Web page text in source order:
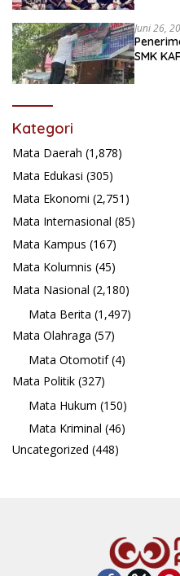
Juni 26,
SMK
Kategori
Mata Daerah (1,878)
Mata Edukasi (305)
Mata Ekonomi (2,751)
Mata Internasional (85)
Mata Kampus (167)
Mata Kolumnis (45)
Mata Nasional (2,180)
Mata Berita (1,497)
Mata Olahraga (57)
Mata Otomotif(4)
Mata Politik (327)
Mata Hukum (150)
Mata Kriminal (46)
Uncategorized (448)